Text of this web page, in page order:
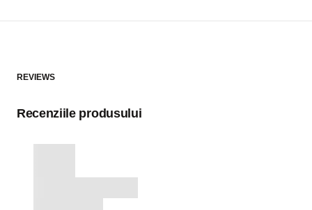
REVIEWS
Recenziile produsului